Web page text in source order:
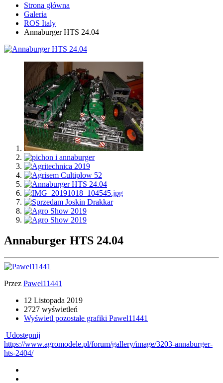
Strona główna
Galeria
ROS Italy
Annaburger HTS 24.04
Annaburger HTS 24.04
Przez Pawel11441
12 Listopada 2019
2727 wyświetleń
Wyświetl pozostałe grafiki Pawel11441
Udostępnij
https://www.agromodele.pl/forum/gallery/image/3203-annaburger-
hts-2404/